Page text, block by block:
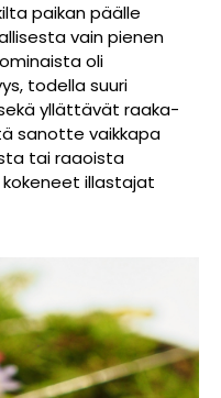
paikan päälle
vain pienen
oli
todella suuri
yllättävät raaka-
sanotte vaikkapa
tai raaoista
illastajat